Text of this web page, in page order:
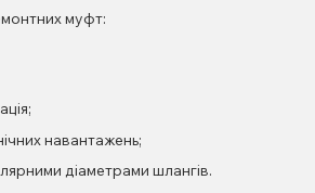
муфт:
навантажень;
діаметрами шлангів.